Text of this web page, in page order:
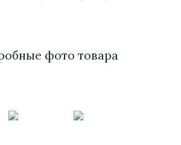
фото товара